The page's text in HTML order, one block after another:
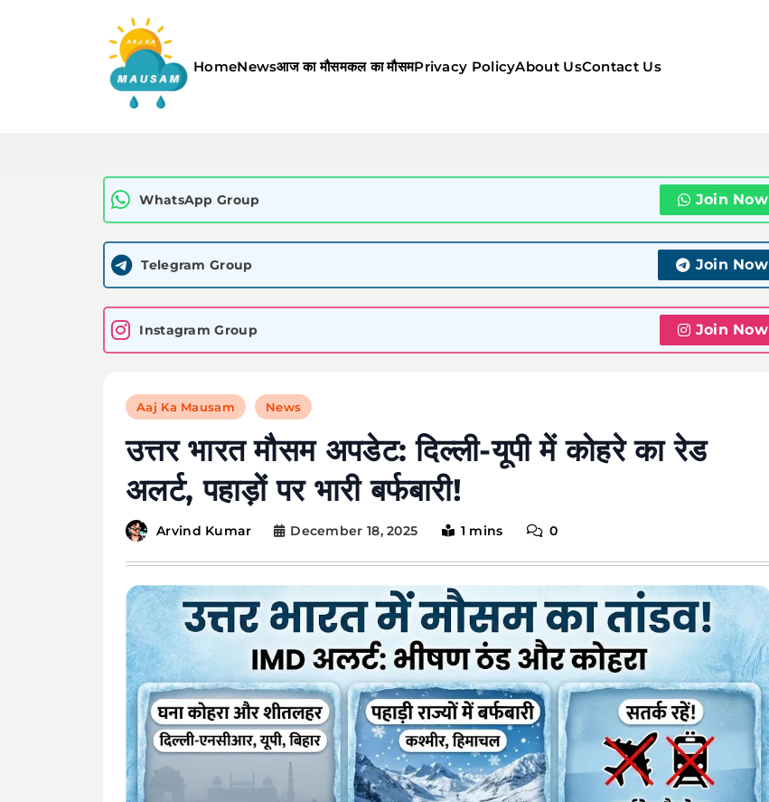
HomeNewsआज का मौसमकल का मौसमPrivacy PolicyAbout UsContact Us
WhatsApp Group Join Now
Telegram Group Join Now
Instagram Group Join Now
Aaj Ka Mausam News
उत्तर भारत मौसम अपडेट: दिल्ली-यूपी में कोहरे का रेड
अलर्ट, पहाड़ों पर भारी बर्फबारी!
Arvind Kumar December 18, 2025 1 mins 0